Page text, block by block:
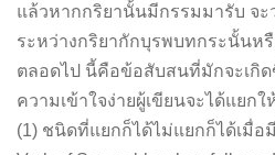
แล้วหากกริยานั้นมีกรรมมารับ จะ
ระหว่างกริยากักบุรพบทกระนั้นห
ตลอดไป นี้คือข้อสับสนที่มักจะเกิ
ความเข้าใจง่ายผู้เขียนจะได้แยก
(1) ชนิดที่แยกก็ได้ไม่แยกก็ได้เมื่อ